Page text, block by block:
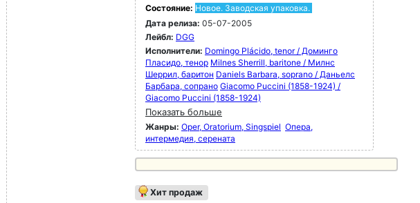
Состояние: Новое. Заводская упаковка.
Дата релиза: 05-07-2005
Лейбл: DGG
Исполнители: Domingo Plácido, tenor / Доминго
Пласидо, тенор Milnes Sherrill, baritone / Милнс
Шеррил, баритон Daniels Barbara, soprano / Даньелс
Барбара, сопрано Giacomo Puccini (1858-1924) /
Giacomo Puccini (1858-1924)
Показать больше
Жанры: Oper, Oratorium, Singspiel Опера,
интермедия, серената
Хит продаж